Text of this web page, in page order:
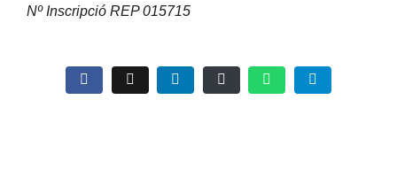
Nº Inscripció REP 015715